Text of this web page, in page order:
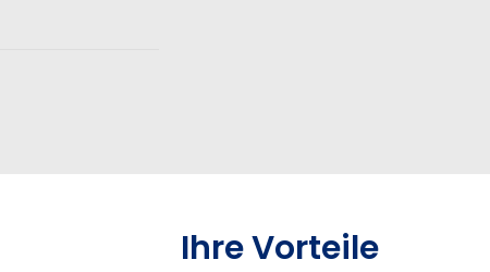
Ihre Vorteile